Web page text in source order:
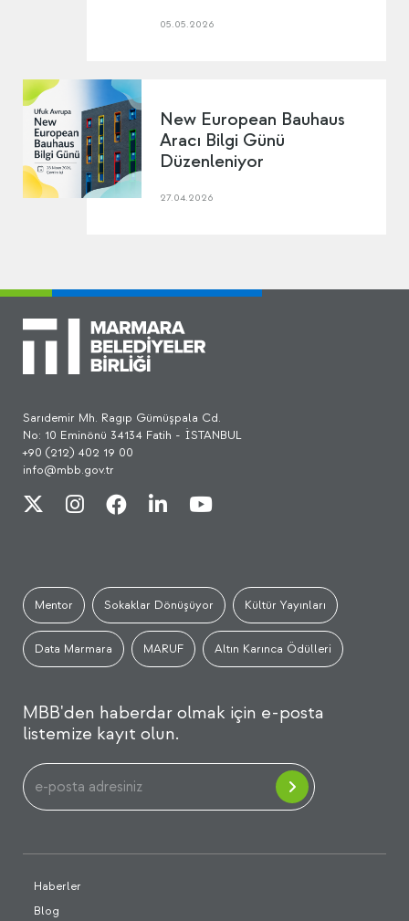
05.05.2026
New European Bauhaus
Aracı Bilgi Günü
Düzenleniyor
27.04.2026
Sarıdemir Mh. Ragıp Gümüşpala Cd.
No: 10 Eminönü 34134 Fatih - İSTANBUL
+90 (212) 402 19 00
info@mbb.gov.tr
Mentor Sokaklar Dönüşüyor Kültür Yayınları
Data Marmara MARUF Altın Karınca Ödülleri
MBB'den haberdar olmak için e-posta
listemize kayıt olun.
Haberler
Blog